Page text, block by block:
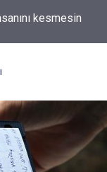
kesmesin